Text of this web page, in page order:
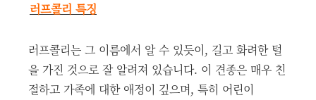
러프콜리 특징
러프콜리는 그 이름에서 알 수 있듯이, 길고 화려한 털
을 가진 것으로 잘 알려져 있습니다. 이 견종은 매우 친
절하고 가족에 대한 애정이 깊으며, 특히 어린이